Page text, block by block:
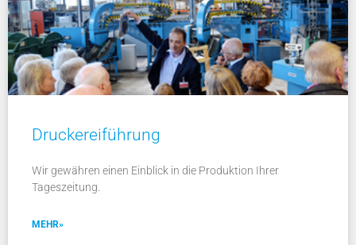
Druckereiführung
Wir gewähren einen Einblick in die Produktion Ihrer
Tageszeitung.
MEHR»